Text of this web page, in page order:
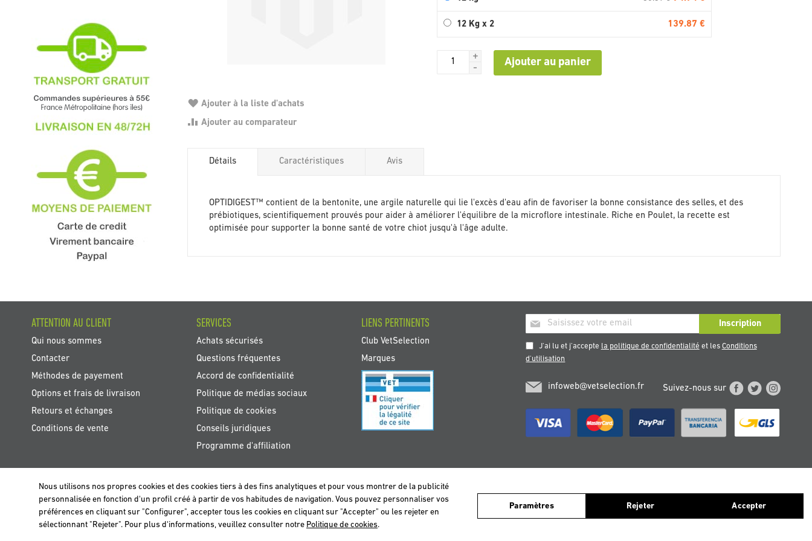
Nous utilisons nos propres cookies et ceux de tiers afin d'analyser nos utilisateurs et d'offrir un meilleur service. Si vous continuez à naviguer, nous considérons que vous acceptez leur utilisation. Pour plus d'informations,cliquez ici
Fermer
12 Kg x 2 139.87 €
+
-
Ajouter au panier
Ajouter à la liste d'achats
Ajouter au comparateur
la
Détails
OPTIDIGEST™ contient de la bentonite, une argile naturelle qui lie l'excès d'eau afin de favoriser la bonne consistance des selles, et des
prébiotiques, scientifiquement prouvés pour aider à améliorer l'équilibre de la microflore intestinale. Riche en Poulet, la recette est
optimisée pour supporter la bonne santé de votre chiot jusqu'à l'âge adulte.
Caractéristiques Avis
Inscription
à
notre
newsletter
Inscription
J'ai lu et j'accepte la politique de confidentialité et les Conditions
d'utilisation
ATTENTION AU CLIENT
Qui nous sommes
Contacter
Méthodes de payement
Options et frais de livraison
Retours et échanges
Conditions de vente
SERVICES
Achats sécurisés
Questions fréquentes
Accord de confidentialité
Politique de médias sociaux
Politique de cookies
Conseils juridiques
Programme d'affiliation
LIENS PERTINENTS
Club VetSelection
Marques
infoweb@vetselection.fr Suivez-nous sur
BELGIË / BELGIQUE DEUTSCHLAND ESPAÑA FRANCE ITALIA NEDERLAND ÖSTERREICH PORTUGAL
Nous utilisons nos propres cookies et des cookies tiers à des fins analytiques et pour vous montrer de la publicité
personnalisée en fonction d'un profil créé à partir de vos habitudes de navigation. Vous pouvez personnaliser vos
préférences en cliquant sur "Configurer", accepter tous les cookies en cliquant sur "Accepter" ou les rejeter en
sélectionnant "Rejeter". Pour plus d'informations, veuillez consulter notre Politique de cookies.
Paramètres Rejeter Accepter